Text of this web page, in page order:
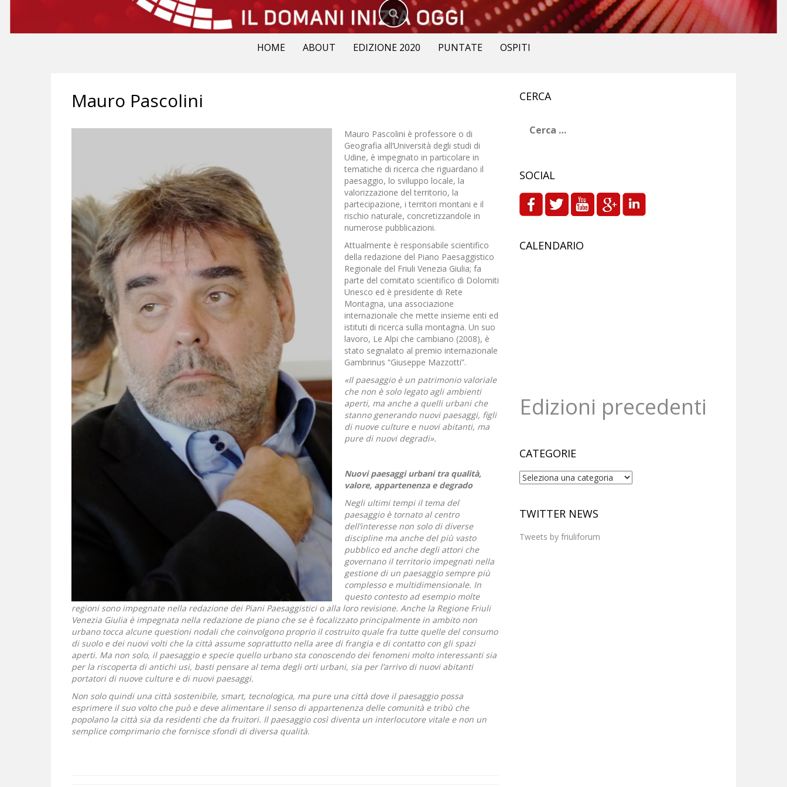
HOME ABOUT EDIZIONE 2020 PUNTATE OSPITI
Mauro Pascolini
Mauro Pascolini è professore o di
Geografia all’Università degli studi di
Udine, è impegnato in particolare in
tematiche di ricerca che riguardano il
paesaggio, lo sviluppo locale, la
valorizzazione del territorio, la
partecipazione, i territori montani e il
rischio naturale, concretizzandole in
numerose pubblicazioni.
Attualmente è responsabile scientifico
della redazione del Piano Paesaggistico
Regionale del Friuli Venezia Giulia; fa
parte del comitato scientifico di Dolomiti
Unesco ed è presidente di Rete
Montagna, una associazione
internazionale che mette insieme enti ed
istituti di ricerca sulla montagna. Un suo
lavoro, Le Alpi che cambiano (2008), è
stato segnalato al premio internazionale
Gambrinus “Giuseppe Mazzotti”.
«Il paesaggio è un patrimonio valoriale
che non è solo legato agli ambienti
aperti, ma anche a quelli urbani che
stanno generando nuovi paesaggi, figli
di nuove culture e nuovi abitanti, ma
pure di nuovi degradi».
Nuovi paesaggi urbani tra qualità,
valore, appartenenza e degrado
Negli ultimi tempi il tema del
paesaggio è tornato al centro
dell’interesse non solo di diverse
discipline ma anche del più vasto
pubblico ed anche degli attori che
governano il territorio impegnati nella
gestione di un paesaggio sempre più
complesso e multidimensionale. In
questo contesto ad esempio molte
regioni sono impegnate nella redazione dei Piani Paesaggistici o alla loro revisione. Anche la Regione Friuli
Venezia Giulia è impegnata nella redazione de piano che se è focalizzato principalmente in ambito non
urbano tocca alcune questioni nodali che coinvolgono proprio il costruito quale fra tutte quelle del consumo
di suolo e dei nuovi volti che la città assume soprattutto nella aree di frangia e di contatto con gli spazi
aperti. Ma non solo, il paesaggio e specie quello urbano sta conoscendo dei fenomeni molto interessanti sia
per la riscoperta di antichi usi, basti pensare al tema degli orti urbani, sia per l’arrivo di nuovi abitanti
portatori di nuove culture e di nuovi paesaggi.
Non solo quindi una città sostenibile, smart, tecnologica, ma pure una città dove il paesaggio possa
esprimere il suo volto che può e deve alimentare il senso di appartenenza delle comunità e tribù che
popolano la città sia da residenti che da fruitori. Il paesaggio così diventa un interlocutore vitale e non un
semplice comprimario che fornisce sfondi di diversa qualità.
CERCA
per:
SOCIAL
CALENDARIO
Edizioni precedenti
CATEGORIE
Categorie
TWITTER NEWS
Tweets by friuliforum